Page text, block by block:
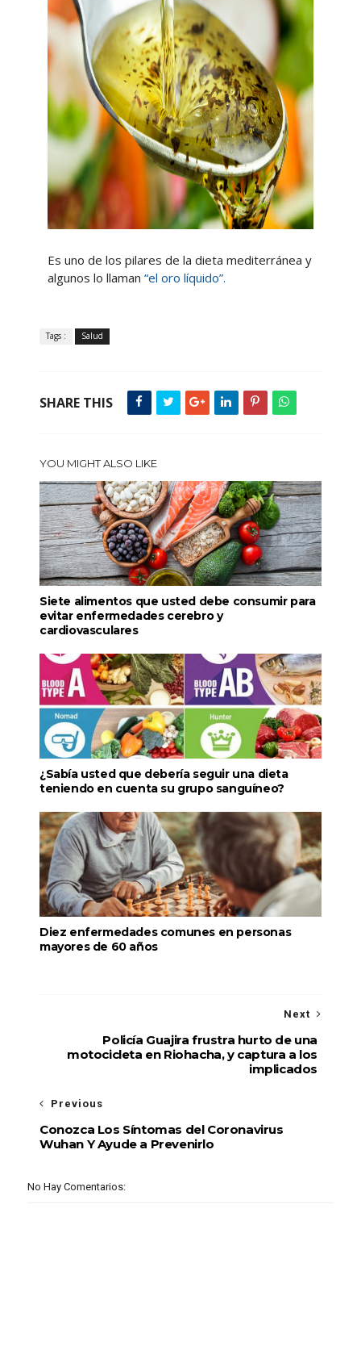
Es uno de los pilares de la dieta mediterránea y
algunos lo llaman “el oro líquido”.
Tags : Salud
SHARE THIS
YOU MIGHT ALSO LIKE
Siete alimentos que usted debe consumir para
evitar enfermedades cerebro y
cardiovasculares
¿Sabía usted que debería seguir una dieta
teniendo en cuenta su grupo sanguíneo?
Diez enfermedades comunes en personas
mayores de 60 años
Next
Policía Guajira frustra hurto de una
motocicleta en Riohacha, y captura a los
implicados
Previous
Conozca Los Síntomas del Coronavirus
Wuhan Y Ayude a Prevenirlo
No Hay Comentarios: